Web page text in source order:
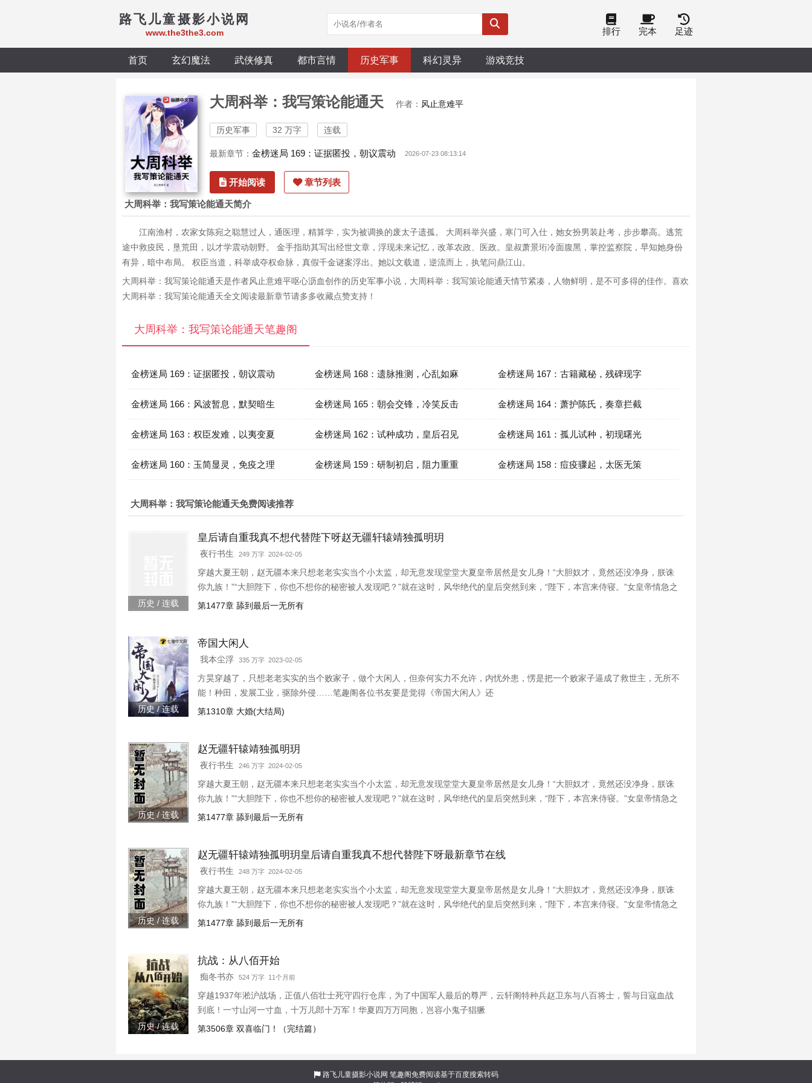
路飞儿童摄影小说网
www.the3the3.com 排行 完本 足迹
首页 玄幻魔法 武侠修真 都市言情 历史军事 科幻灵异 游戏竞技
大周科举：我写策论能通天 作者： 风止意难平
历史军事 32 万字 连载
最新章节： 金榜迷局 169：证据匿投，朝议震动 2026-07-23 08:13:14
开始阅读 章节列表
大周科举：我写策论能通天简介
江南渔村，农家女陈宛之聪慧过人，通医理，精算学，实为被调换的废太子遗孤。 大周科举兴盛，寒门可入仕，她女扮男装赴考，步步攀高。逃荒
途中救疫民，垦荒田，以才学震动朝野。 金手指助其写出经世文章，浮现未来记忆，改革农政、医政。皇叔萧景珩冷面腹黑，掌控监察院，早知她身份
有异，暗中布局。 权臣当道，科举成夺权命脉，真假千金谜案浮出。她以文载道，逆流而上，执笔问鼎江山。
大周科举：我写策论能通天是作者风止意难平呕心沥血创作的历史军事小说，大周科举：我写策论能通天情节紧凑，人物鲜明，是不可多得的佳作。喜欢
大周科举：我写策论能通天全文阅读最新章节请多多收藏点赞支持！
大周科举：我写策论能通天笔趣阁
金榜迷局 169：证据匿投，朝议震动 金榜迷局 168：遗脉推测，心乱如麻 金榜迷局 167：古籍藏秘，残碑现字
金榜迷局 166：风波暂息，默契暗生 金榜迷局 165：朝会交锋，冷笑反击 金榜迷局 164：萧护陈氏，奏章拦截
金榜迷局 163：权臣发难，以夷变夏 金榜迷局 162：试种成功，皇后召见 金榜迷局 161：孤儿试种，初现曙光
金榜迷局 160：玉简显灵，免疫之理 金榜迷局 159：研制初启，阻力重重 金榜迷局 158：痘疫骤起，太医无策
大周科举：我写策论能通天免费阅读推荐
历史 / 连载
皇后请自重我真不想代替陛下呀赵无疆轩辕靖独孤明玥
夜行书生 249 万字 2024-02-05
穿越大夏王朝，赵无疆本来只想老老实实当个小太监，却无意发现堂堂大夏皇帝居然是女儿身！“大胆奴才，竟然还没净身，朕诛
你九族！”“大胆陛下，你也不想你的秘密被人发现吧？”就在这时，风华绝代的皇后突然到来，“陛下，本宫来侍寝。”女皇帝情急之
下连忙吹灭灯火，“小赵子，你替朕伺候皇后，以后便是朕的心腹！”
第1477章 舔到最后一无所有
历史 / 连载
帝国大闲人
我本尘浮 335 万字 2023-02-05
方昊穿越了，只想老老实实的当个败家子，做个大闲人，但奈何实力不允许，内忧外患，愣是把一个败家子逼成了救世主，无所不
能！种田，发展工业，驱除外侵……笔趣阁各位书友要是觉得《帝国大闲人》还
第1310章 大婚(大结局)
历史 / 连载
赵无疆轩辕靖独孤明玥
夜行书生 246 万字 2024-02-05
穿越大夏王朝，赵无疆本来只想老老实实当个小太监，却无意发现堂堂大夏皇帝居然是女儿身！“大胆奴才，竟然还没净身，朕诛
你九族！”“大胆陛下，你也不想你的秘密被人发现吧？”就在这时，风华绝代的皇后突然到来，“陛下，本宫来侍寝。”女皇帝情急之
下连忙吹灭灯火，“小赵子，你替朕伺候皇后，以后便是朕的心腹！”
第1477章 舔到最后一无所有
历史 / 连载
赵无疆轩辕靖独孤明玥皇后请自重我真不想代替陛下呀最新章节在线
夜行书生 248 万字 2024-02-05
穿越大夏王朝，赵无疆本来只想老老实实当个小太监，却无意发现堂堂大夏皇帝居然是女儿身！“大胆奴才，竟然还没净身，朕诛
你九族！”“大胆陛下，你也不想你的秘密被人发现吧？”就在这时，风华绝代的皇后突然到来，“陛下，本宫来侍寝。”女皇帝情急之
下连忙吹灭灯火，“小赵子，你替朕伺候皇后，以后便是朕的心腹！”
第1477章 舔到最后一无所有
历史 / 连载
抗战：从八佰开始
痴冬书亦 524 万字 11个月前
穿越1937年淞沪战场，正值八佰壮士死守四行仓库，为了中国军人最后的尊严，云轩阁特种兵赵卫东与八百将士，誓与日寇血战
到底！一寸山河一寸血，十万儿郎十万军！华夏四万万同胞，岂容小鬼子猖獗
第3506章 双喜临门！（完结篇）
路飞儿童摄影小说网 笔趣阁免费阅读基于百度搜索转码